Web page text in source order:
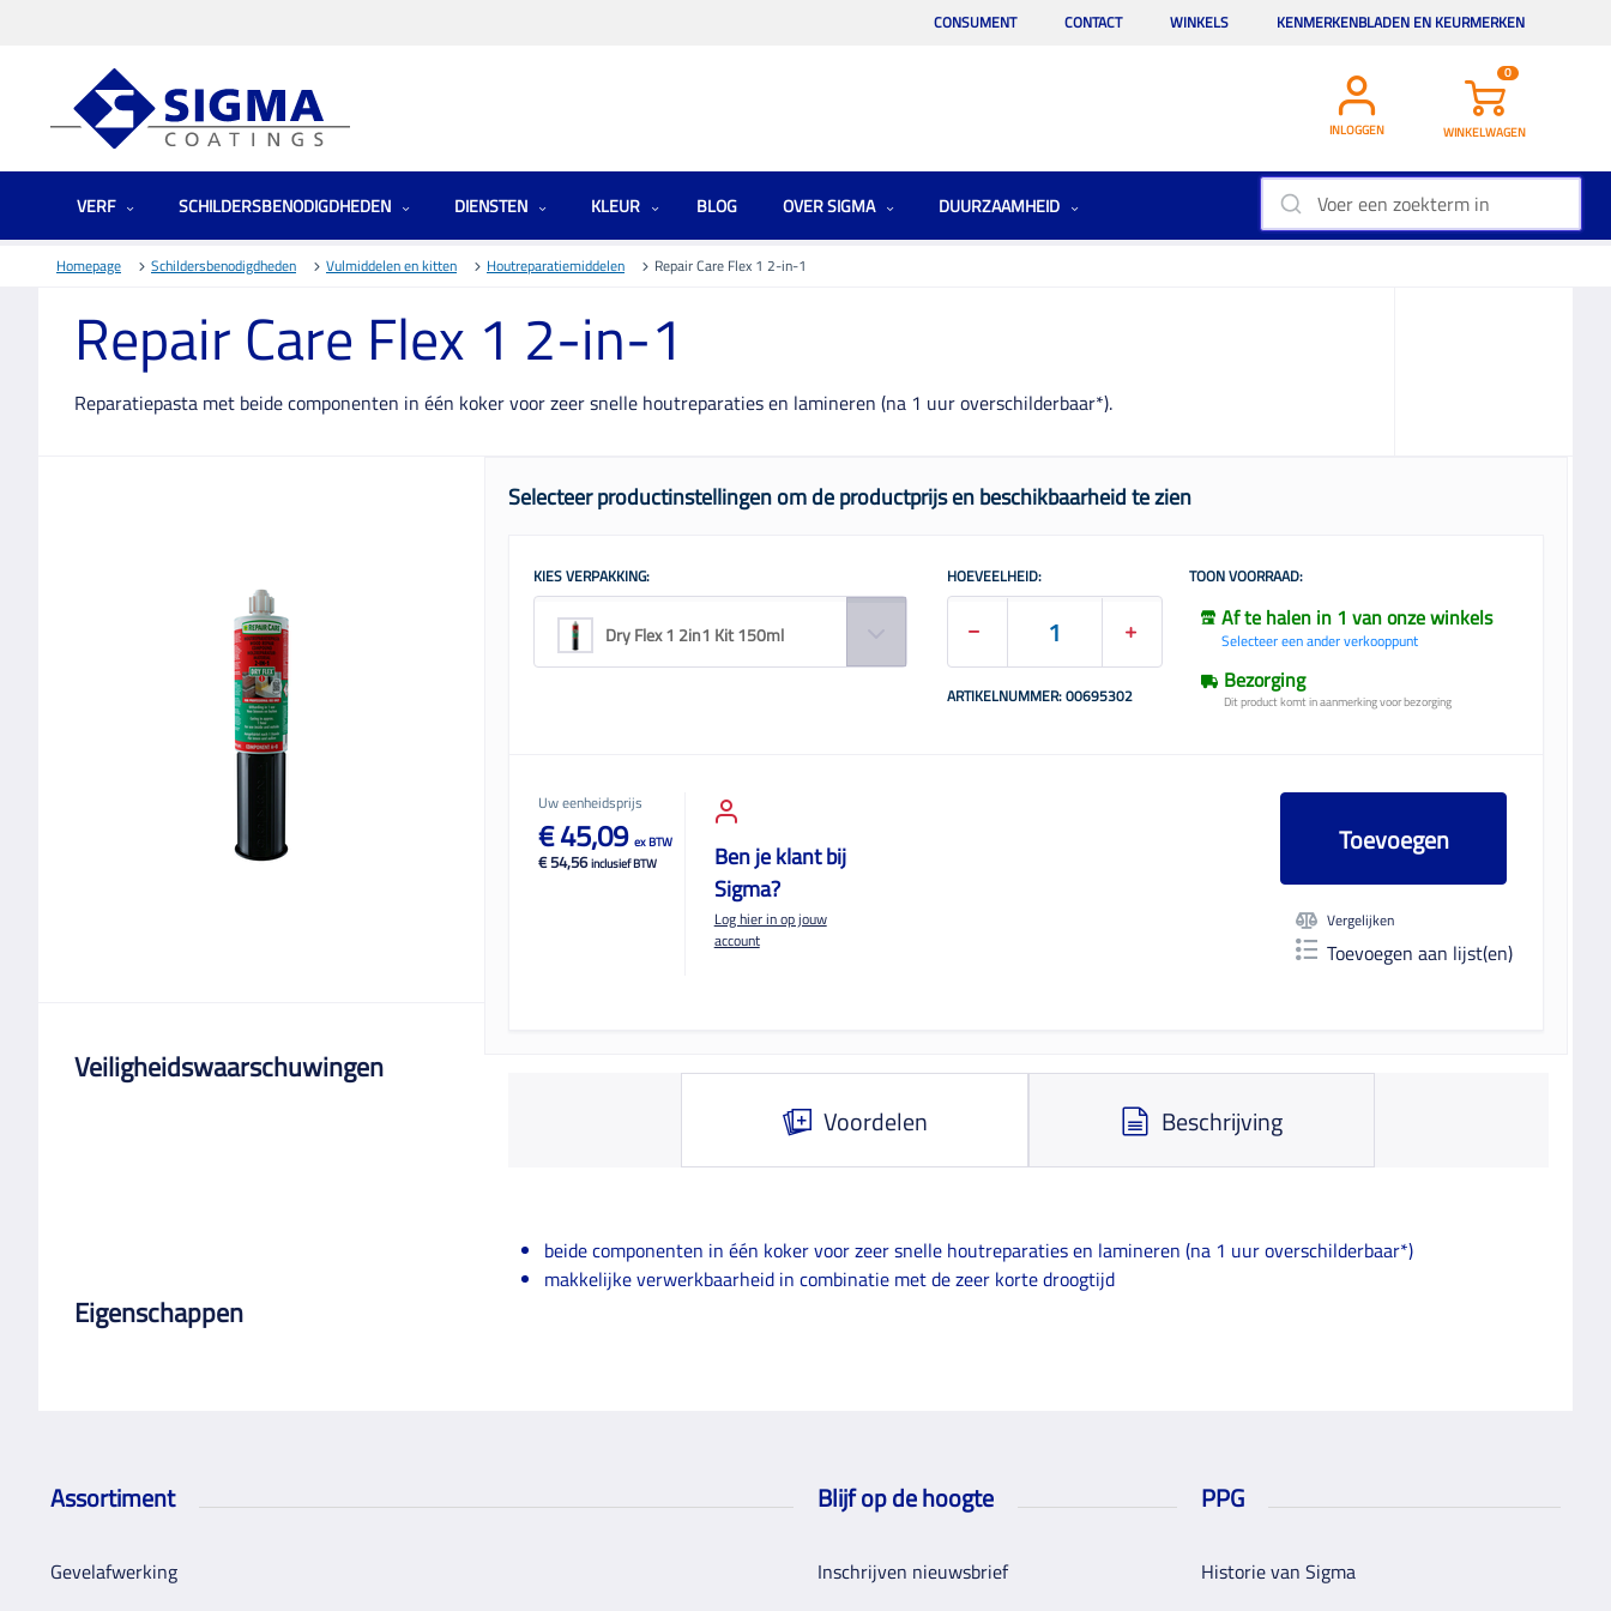
CONSUMENT CONTACT WINKELS KENMERKENBLADEN EN KEURMERKEN
INLOGGEN
0
WINKELWAGEN
VERF SCHILDERSBENODIGDHEDEN DIENSTEN KLEUR BLOG OVER SIGMA DUURZAAMHEID
Homepage Schildersbenodigdheden Vulmiddelen en kitten Houtreparatiemiddelen Repair Care Flex 1 2-in-1
Repair Care Flex 1 2-in-1
Reparatiepasta met beide componenten in één koker voor zeer snelle houtreparaties en lamineren (na 1 uur overschilderbaar*).
Veiligheidswaarschuwingen
Eigenschappen
Selecteer productinstellingen om de productprijs en beschikbaarheid te zien
KIES VERPAKKING:
Dry Flex 1 2in1 Kit 150ml
HOEVEELHEID:
ARTIKELNUMMER: 00695302
TOON VOORRAAD:
Af te halen in 1 van onze winkels
Selecteer een ander verkooppunt
Bezorging
Dit product komt in aanmerking voor bezorging
Uw eenheidsprijs
€ 54,56inclusief BTW
€ 45,09 ex BTW
Ben je klant bij
Sigma?
Log hier in op jouw
account
Toevoegen
Vergelijken
Toevoegen aan lijst(en)
Voordelen Beschrijving
beide componenten in één koker voor zeer snelle houtreparaties en lamineren (na 1 uur overschilderbaar*)
makkelijke verwerkbaarheid in combinatie met de zeer korte droogtijd
Assortiment
Gevelafwerking
Blijf op de hoogte
Inschrijven nieuwsbrief
PPG
Historie van Sigma